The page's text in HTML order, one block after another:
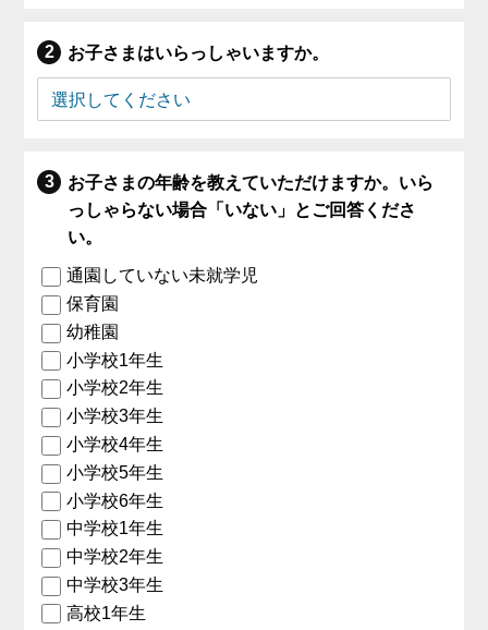
お子さまはいらっしゃいますか。
お子さまの年齢を教えていただけますか。いら
っしゃらない場合「いない」とご回答くださ
い。
通園していない未就学児
保育園
幼稚園
小学校1年生
小学校2年生
小学校3年生
小学校4年生
小学校5年生
小学校6年生
中学校1年生
中学校2年生
中学校3年生
高校1年生